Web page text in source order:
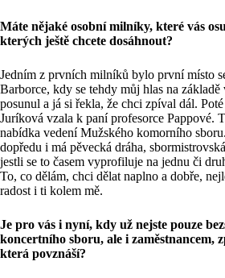
Máte nějaké osobní milníky, které vás
kterých ještě chcete dosáhnout?
Jedním z prvních milníků bylo první místo
Barborce, kdy se tehdy můj hlas na
posunul a já si řekla, že chci zpíval dál.
Juríková vzala k paní profesorce Pappové.
nabídka vedení Mužského komorního
dopředu i má pěvecká dráha,
jestli se to časem vyprofiluje na jednu či
To, co dělám, chci dělat naplno a dobře,
radost i ti kolem mě.
Je pro vás i nyní, kdy už nejste pouze
koncertního sboru, ale i zaměstnancem,
která povznáší?